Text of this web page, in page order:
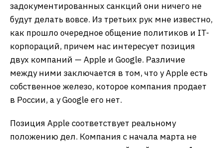
задокументированных санкций они ничего не
будут делать вовсе. Из третьих рук мне известно,
как прошло очередное общение политиков и IT-
корпораций, причем нас интересует позиция
двух компаний — Apple и Google. Различие
между ними заключается в том, что у Apple есть
собственное железо, которое компания продает
в России, а у Google его нет.
Позиция Apple соответствует реальному
положению дел. Компания с начала марта не